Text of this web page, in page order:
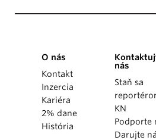
O nás
Kontakt
Inzercia
Kariéra
2% dane
História
nás
Staň sa
KN
Podporte
Darujte